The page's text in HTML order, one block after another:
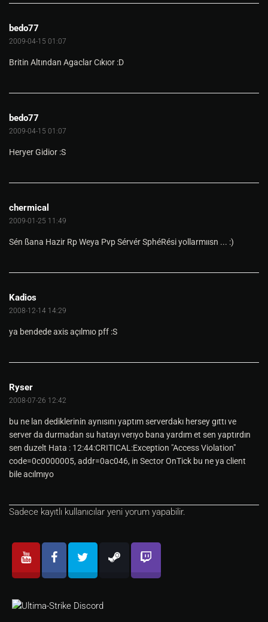
bedo77
2009-04-15 01:07
Britin Altından Agaclar Cıkıor :D
bedo77
2009-04-15 01:07
Heryer Gidior :S
chermical
2009-01-25 11:49
Sén ßana Hazir Rp Weya Pvp Sérvér SphéRési yollarmıısn ... :)
Kadios
2008-12-14 14:29
ya bendede axis açılmıo pff :S
Ryser
2008-07-26 12:42
bu ne lan dediklerinin aynısını yaptım serverdakı hersey gıttı ve
server da durmadan su hatayı verıyo bana yardım et sen yaptırdın
sen duzelt Hata : 12:44:CRITICAL:Exception "Access Violation"
code=0c0000005, addr=0ac046, in Sector OnTick bu ne ya client
bile acılmıyo
Sadece kayıtlı kullanıcılar yeni yorum yapabilir.